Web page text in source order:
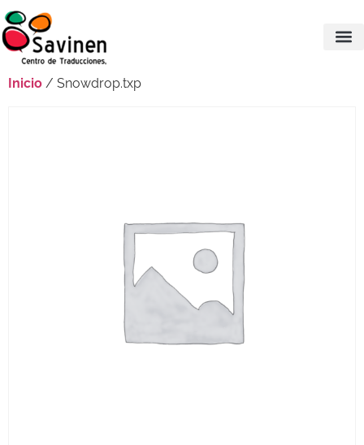
Inicio / Snowdrop.txp